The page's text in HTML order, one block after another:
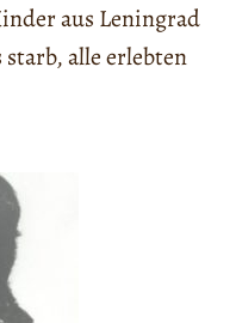
aus Leningrad
alle erlebten